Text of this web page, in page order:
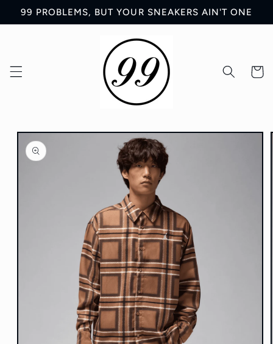
directamente
al contenido
99 PROBLEMS, BUT YOUR SNEAKERS AIN'T ONE
directamente
información
del producto